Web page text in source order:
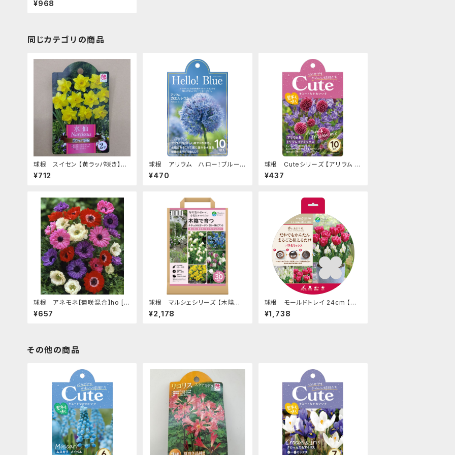
¥968
同じカテゴリの商品
球根 スイセン 【黄ラッパ咲き】ya
[サイズ: 2球入り]
¥712
球根 アリウム ハロー！ブルー
【カエルレウム】are [サイズ: 10球
入り]
¥470
球根 Cuteシリーズ 【アリウム &
トリテレイア ミックス】are [サイ
ズ: 10球入り]
¥437
球根 アネモネ【菊咲混合】ho [サ
イズ: 30ml入り]
¥657
球根 マルシェシリーズ 【木陰で
育つ ヨーロッパ風】are [サイズ: 4
種 30球入り]
¥2,178
球根 モールドトレイ 24cm 【バ
ラ色ミックス】are [サイズ: 2種19
球入り]
¥1,738
その他の商品